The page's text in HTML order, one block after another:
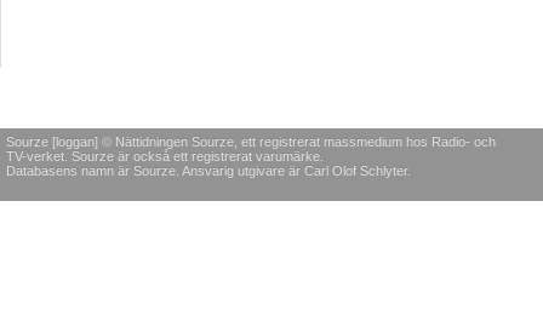
Sourze [loggan] © Nättidningen Sourze, ett registrerat massmedium hos Radio- och
TV-verket. Sourze är också ett registrerat varumärke.
Databasens namn är Sourze. Ansvarig utgivare är Carl Olof Schlyter.